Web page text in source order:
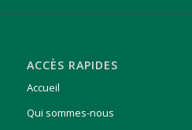
ACCÈS RAPIDES
Accueil
Qui sommes-nous